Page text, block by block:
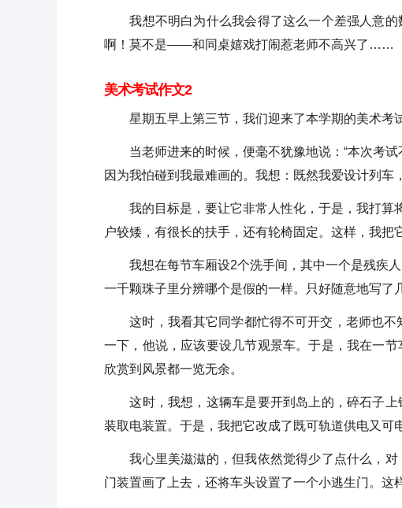
我想不明白为什么我会得了这么一个差强人意的
啊！莫不是——和同桌嬉戏打闹惹老师不高兴了……
美术考试作文2
星期五早上第三节，我们迎来了本学期的美术考试
当老师进来的时候，便毫不犹豫地说：“本次考试
因为我怕碰到我最难画的。我想：既然我爱设计列车
我的目标是，要让它非常人性化，于是，我打算
户较矮，有很长的扶手，还有轮椅固定。这样，我把
我想在每节车厢设2个洗手间，其中一个是残疾人
一千颗珠子里分辨哪个是假的一样。只好随意地写了
这时，我看其它同学都忙得不可开交，老师也不
一下，他说，应该要设几节观景车。于是，我在一
欣赏到风景都一览无余。
这时，我想，这辆车是要开到岛上的，碎石子上
装取电装置。于是，我把它改成了既可轨道供电又可
我心里美滋滋的，但我依然觉得少了点什么，对
门装置画了上去，还将车头设置了一个小逃生门。这